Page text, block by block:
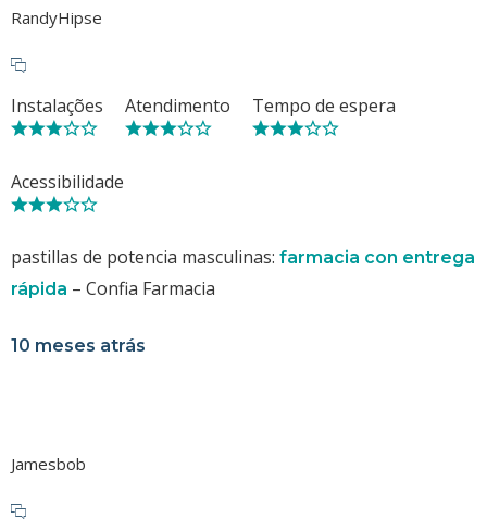
RandyHipse
Instalações Atendimento Tempo de espera
Acessibilidade
pastillas de potencia masculinas: farmacia con entrega
rápida – Confia Farmacia
10 meses atrás
Jamesbob